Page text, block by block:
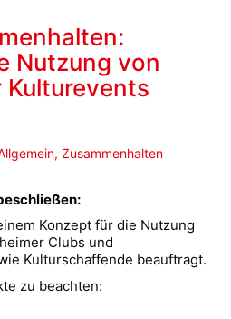
Nutzung von
Kulturevents
, Zusammenhalten
Konzept für die Nutzung
Clubs und
Kulturschaffende beauftragt.
zu beachten: